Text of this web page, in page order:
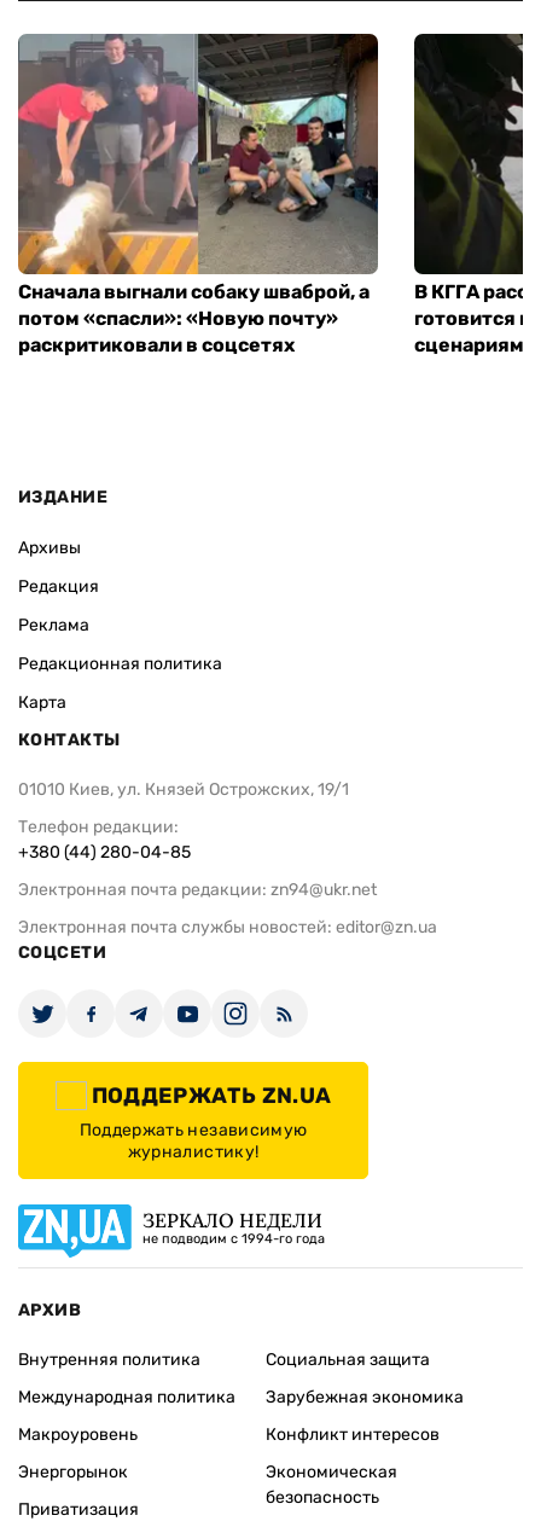
Сначала выгнали собаку шваброй, а
потом «спасли»: «Новую почту»
раскритиковали в соцсетях
В КГГА
готовится
сценариям
ИЗДАНИЕ
Архивы
Редакция
Реклама
Редакционная политика
Карта
КОНТАКТЫ
01010 Киев, ул. Князей Острожских, 19/1
Телефон редакции:
+380 (44) 280-04-85
Электронная почта редакции: zn94@ukr.net
Электронная почта службы новостей: editor@zn.ua
СОЦСЕТИ
ПОДДЕРЖАТЬ ZN.UA
Поддержать независимую
журналистику!
ЗЕРКАЛО НЕДЕЛИ
не подводим с 1994-го года
АРХИВ
Внутренняя политика
Международная политика
Макроуровень
Энергорынок
Приватизация
Социальная защита
Зарубежная экономика
Конфликт интересов
Экономическая
безопасность